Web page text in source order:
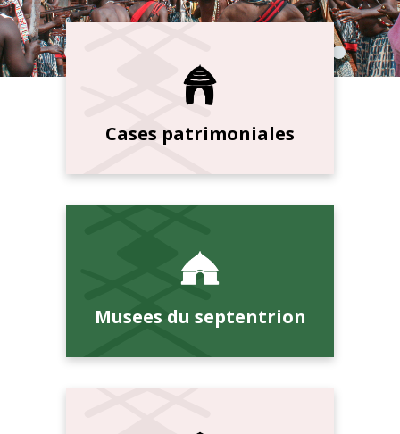
Cases patrimoniales
Musees du septentrion